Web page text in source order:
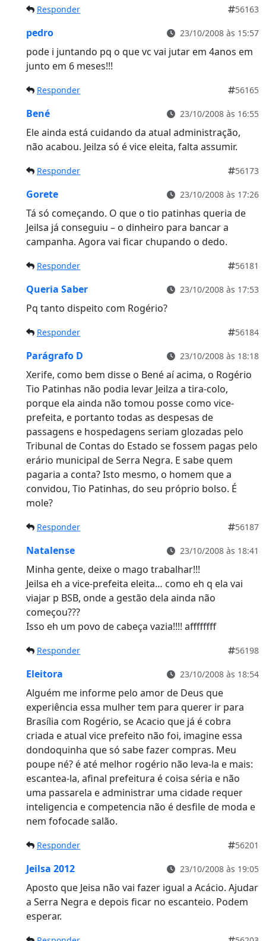
Responder 56163
pedro 23/10/2008 às 15:57
pode i juntando pq o que vc vai jutar em 4anos em
junto em 6 meses!!!
Responder 56165
Bené 23/10/2008 às 16:55
Ele ainda está cuidando da atual administração,
não acabou. Jeilza só é vice eleita, falta assumir.
Responder 56173
Gorete 23/10/2008 às 17:26
Tá só começando. O que o tio patinhas queria de
Jeilsa já conseguiu – o dinheiro para bancar a
campanha. Agora vai ficar chupando o dedo.
Responder 56181
Queria Saber 23/10/2008 às 17:53
Pq tanto dispeito com Rogério?
Responder 56184
Parágrafo D 23/10/2008 às 18:18
Xerife, como bem disse o Bené aí acima, o Rogério
Tio Patinhas não podia levar Jeilza a tira-colo,
porque ela ainda não tomou posse como vice-
prefeita, e portanto todas as despesas de
passagens e hospedagens seriam glozadas pelo
Tribunal de Contas do Estado se fossem pagas pelo
erário municipal de Serra Negra. E sabe quem
pagaria a conta? Isto mesmo, o homem que a
convidou, Tio Patinhas, do seu próprio bolso. É
mole?
Responder 56187
Natalense 23/10/2008 às 18:41
Minha gente, deixe o mago trabalhar!!!
Jeilsa eh a vice-prefeita eleita… como eh q ela vai
viajar p BSB, onde a gestão dela ainda não
começou???
Isso eh um povo de cabeça vazia!!!! affffffff
Responder 56198
Eleitora 23/10/2008 às 18:54
Alguém me informe pelo amor de Deus que
experiência essa mulher tem para querer ir para
Brasília com Rogério, se Acacio que já é cobra
criada e atual vice prefeito não foi, imagine essa
dondoquinha que só sabe fazer compras. Meu
poupe né? é até melhor rogério não leva-la e mais:
escantea-la, afinal prefeitura é coisa séria e não
uma passarela e administrar uma cidade requer
inteligencia e competencia não é desfile de moda e
nem fofocade salão.
Responder 56201
Jeilsa 2012 23/10/2008 às 19:05
Aposto que Jeisa não vai fazer igual a Acácio. Ajudar
a Serra Negra e depois ficar no escanteio. Podem
esperar.